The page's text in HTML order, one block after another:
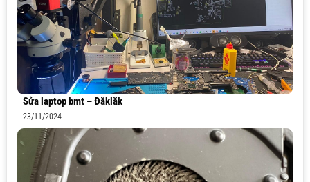
Sửa laptop bmt – Đăklăk
23/11/2024